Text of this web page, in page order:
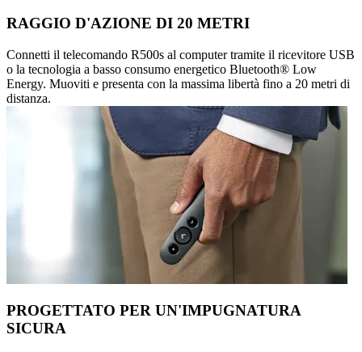
RAGGIO D'AZIONE DI 20 METRI
Connetti il telecomando R500s al computer tramite il ricevitore USB
o la tecnologia a basso consumo energetico Bluetooth® Low
Energy. Muoviti e presenta con la massima libertà fino a 20 metri di
distanza.
PROGETTATO PER UN'IMPUGNATURA
SICURA